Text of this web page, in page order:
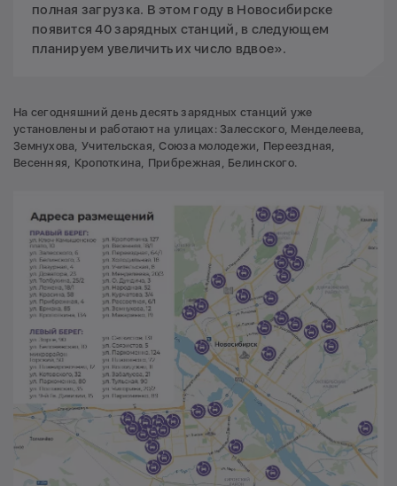
полная загрузка. В этом году в Новосибирске
появится 40 зарядных станций, в следующем
планируем увеличить их число вдвое».
На сегодняшний день десять зарядных станций уже
установлены и работают на улицах: Залесского, Менделеева,
Земнухова, Учительская, Союза молодежи, Переездная,
Весенняя, Кропоткина, Прибрежная, Белинского.